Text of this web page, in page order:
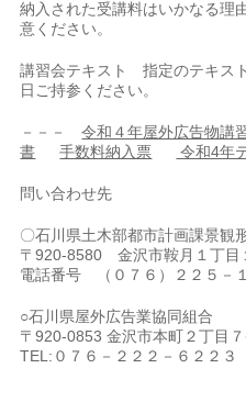
納入された受講料はいかなる理
意ください。
講習会テキスト 指定のテキス
日ご持参ください。
－－－令和４年屋外広告物講
書
手数料納入票 令和4年
問い合わせ先
〇石川県土木部都市計画課景観
〒920-8580 金沢市鞍月１丁目
電話番号 （０７６）２２５－
○石川県屋外広告業協同組合
〒920-0853 金沢市本町２丁目
TEL:０７６－２２２－６２２３